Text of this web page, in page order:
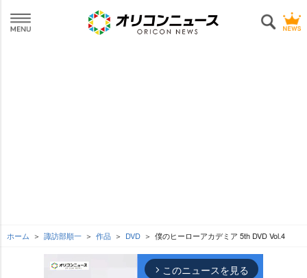
ホーム 諏訪部順一 作品 DVD 僕のヒーローアカデミア 5th DVD Vol.4
arrow_forward_ios このニュースを見る